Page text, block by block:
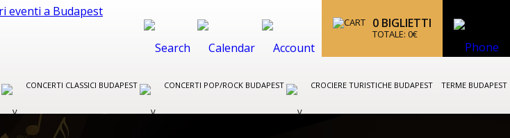
0 BIGLIETTI
TOTALE: 0€
CONCERTI CLASSICI BUDAPEST CONCERTI POP/ROCK BUDAPEST CROCIERE TURISTICHE BUDAPEST TERME BUDAPEST